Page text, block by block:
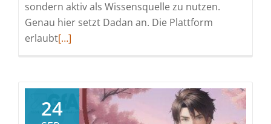
sondern aktiv als Wissensquelle zu nutzen.
Genau hier setzt Dadan an. Die Plattform
erlaubtRead
Video
als
[…]
24